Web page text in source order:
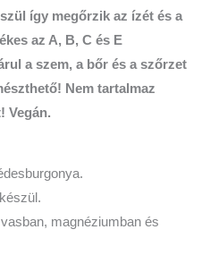
így megőrzik az ízét és a
az A, B, C és E
a szem, a bőr és a szőrzet
Nem tartalmaz
Vegán.
magnéziumban és